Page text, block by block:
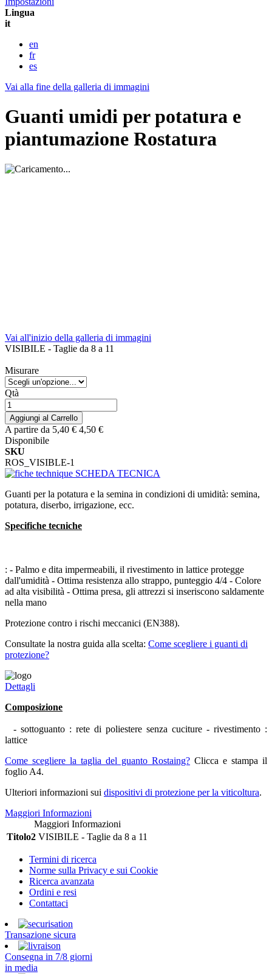
Lingua
it
en
fr
es
Vai alla fine della galleria di immagini
Guanti umidi per potatura e
piantumazione Rostatura
Vai all'inizio della galleria di immagini
VISIBILE - Taglie da 8 a 11
Misurare
Qtà
Aggiungi al Carrello
A partire da 5,40 € 4,50 €
Disponibile
SKU
ROS_VISIBLE-1
SCHEDA TECNICA
Guanti per la potatura e la semina in condizioni di umidità: semina,
potatura, diserbo, irrigazione, ecc.
Specifiche tecniche
: - Palmo e dita impermeabili, il rivestimento in lattice protegge
dall'umidità - Ottima resistenza allo strappo, punteggio 4/4 - Colore
ad alta visibilità - Ottima presa, gli attrezzi si inseriscono saldamente
nella mano
Protezione contro i rischi meccanici (EN388).
Consultate la nostra guida alla scelta: Come scegliere i guanti di
protezione?
Dettagli
Composizione
- sottoguanto : rete di poliestere senza cuciture - rivestimento :
lattice
Come scegliere la taglia del guanto Rostaing? Clicca e stampa il
foglio A4.
Ulteriori informazioni sui dispositivi di protezione per la viticoltura.
Maggiori Informazioni
Maggiori Informazioni
Titolo2 VISIBILE - Taglie da 8 a 11
Termini di ricerca
Norme sulla Privacy e sui Cookie
Ricerca avanzata
Ordini e resi
Contattaci
Transazione sicura
Consegna in 7/8 giorni
in media